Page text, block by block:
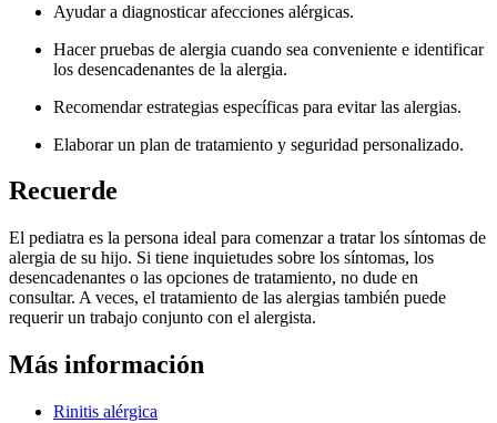
Ayudar a diagnosticar afecciones alérgicas.
Hacer pruebas de alergia cuando sea conveniente e identificar
los desencadenantes de la alergia.
Recomendar estrategias específicas para evitar las alergias.
Elaborar un plan de tratamiento y seguridad personalizado.
Recuerde
El pediatra es la persona ideal para comenzar a tratar los síntomas de
alergia de su hijo. Si tiene inquietudes sobre los síntomas, los
desencadenantes o las opciones de tratamiento, no dude en
consultar. A veces, el tratamiento de las alergias también puede
requerir un trabajo conjunto con el alergista.
Más información
Rinitis alérgica